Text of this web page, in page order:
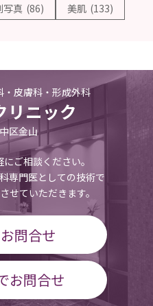
写真 (86) 美肌 (133)
皮膚科・形成外科
リニック
区金山
ご相談ください。
専門医としての技術で
せていただきます。
問合せ
お問合せ